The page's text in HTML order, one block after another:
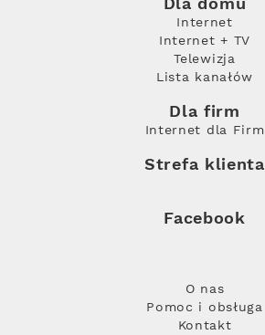
Internet
Internet + TV
Telewizja
Lista kanałów
Dla firm
Internet dla Firm
Strefa klienta
Facebook
O nas
Pomoc i obsługa
Kontakt